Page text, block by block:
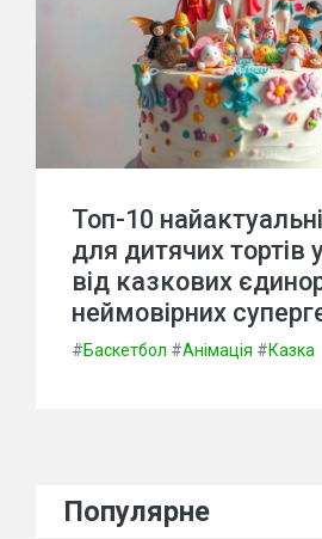
Топ-10
для дитячих тортів
від казкових
неймовірних
#Баскетбол #Анімація #Казка
Популярне